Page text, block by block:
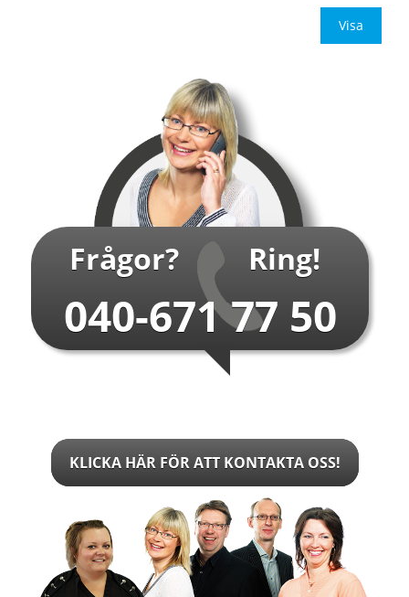
Visa
Frågor? Ring!
040-671 77 50
KLICKA HÄR FÖR ATT KONTAKTA OSS!